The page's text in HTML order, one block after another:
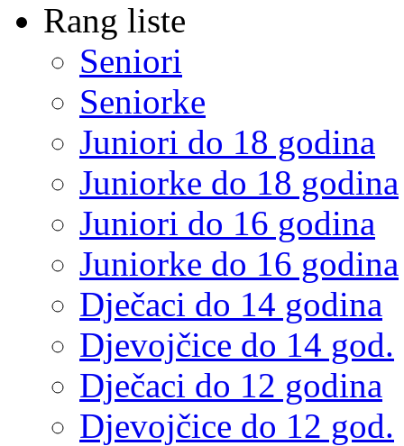
Rang liste
Seniori
Seniorke
Juniori do 18 godina
Juniorke do 18 godina
Juniori do 16 godina
Juniorke do 16 godina
Dječaci do 14 godina
Djevojčice do 14 god.
Dječaci do 12 godina
Djevojčice do 12 god.